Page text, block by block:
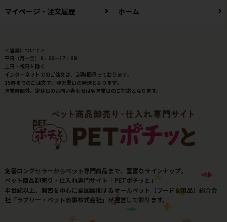
マイページ・注文履歴 ホーム
＜営業について＞
平日（月～金）9：00～17：00
土日・祝日を除く
インターネットでのご注文は、24時間承っております。
15時までのご注文で、翌営業日の発送となります。
営業時間外、定休日のお問い合わせは翌営業日のご対応となります。
定番ロングセラーからペット専門商品まで、豊富なラインナップ。
ペット商品卸売り・仕入れ専門サイト「PETポチッと」
半世紀以上、関西を中心に全国展開するオールペット（フード＆用品）総合会
社「ラブリー・ペット商事株式会社」が運営しております。